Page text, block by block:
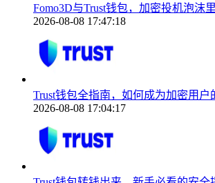
Fomo3D与Trust钱包，加密投机泡沫
2026-08-08 17:47:18
Trust钱包全指南，如何成为加密用户
2026-08-08 17:04:17